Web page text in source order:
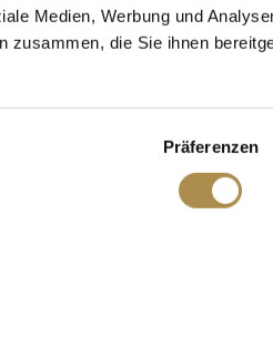
Medien, Werbung und
zusammen, die Sie ihnen
Präferenzen